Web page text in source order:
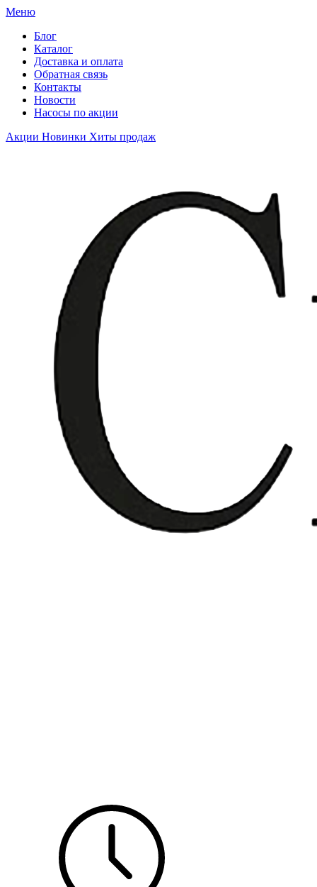
Меню
Блог
Каталог
Доставка и оплата
Обратная связь
Контакты
Новости
Насосы по акции
Акции Новинки Хиты продаж